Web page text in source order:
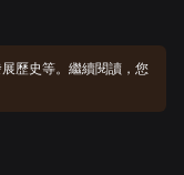
歷史等。繼續閱讀，您